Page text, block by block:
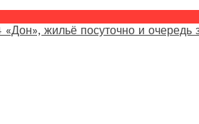
жильё посуточно и очередь